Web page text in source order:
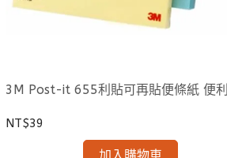
3M Post-it 655利貼可再貼便條紙 便
NT$39